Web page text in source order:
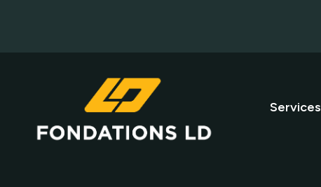
Services